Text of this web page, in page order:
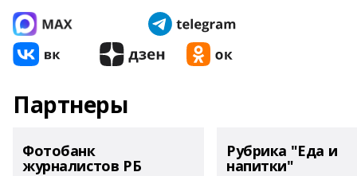
Партнеры
Фотобанк
журналистов РБ
Рубрика "Еда и
напитки"